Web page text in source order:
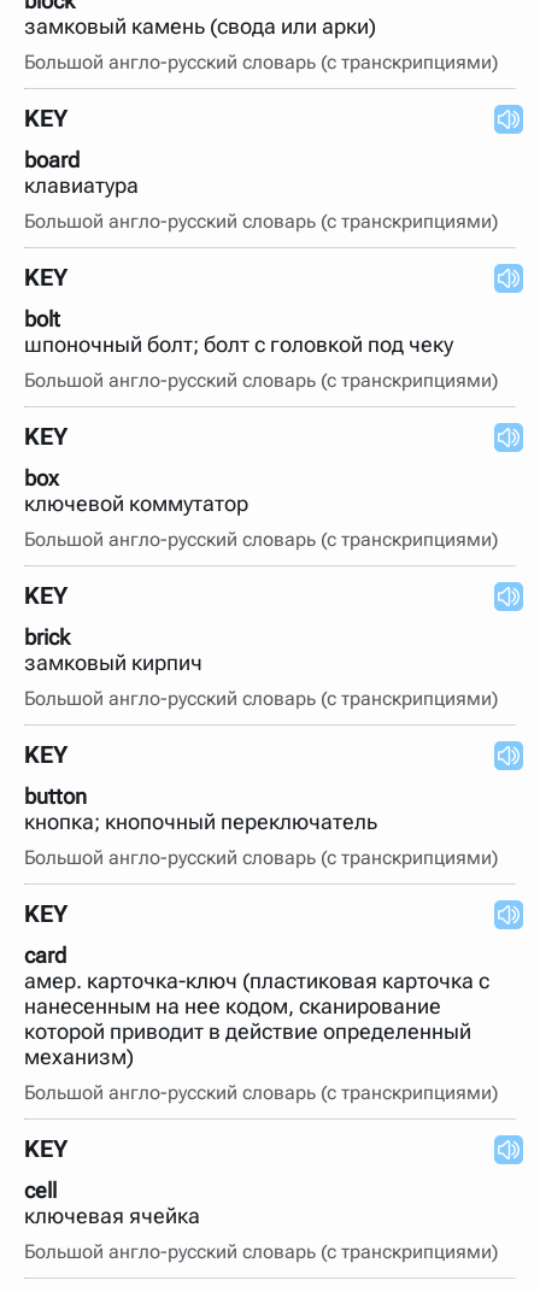
замковый камень (свода или арки)
Большой англо-русский словарь (с транскрипциями)
KEY
board
клавиатура
Большой англо-русский словарь (с транскрипциями)
KEY
bolt
шпоночный болт; болт с головкой под чеку
Большой англо-русский словарь (с транскрипциями)
KEY
box
ключевой коммутатор
Большой англо-русский словарь (с транскрипциями)
KEY
brick
замковый кирпич
Большой англо-русский словарь (с транскрипциями)
KEY
button
кнопка; кнопочный переключатель
Большой англо-русский словарь (с транскрипциями)
KEY
card
амер. карточка-ключ (пластиковая карточка с
нанесенным на нее кодом, сканирование
которой приводит в действие определенный
механизм)
Большой англо-русский словарь (с транскрипциями)
KEY
cell
ключевая ячейка
Большой англо-русский словарь (с транскрипциями)